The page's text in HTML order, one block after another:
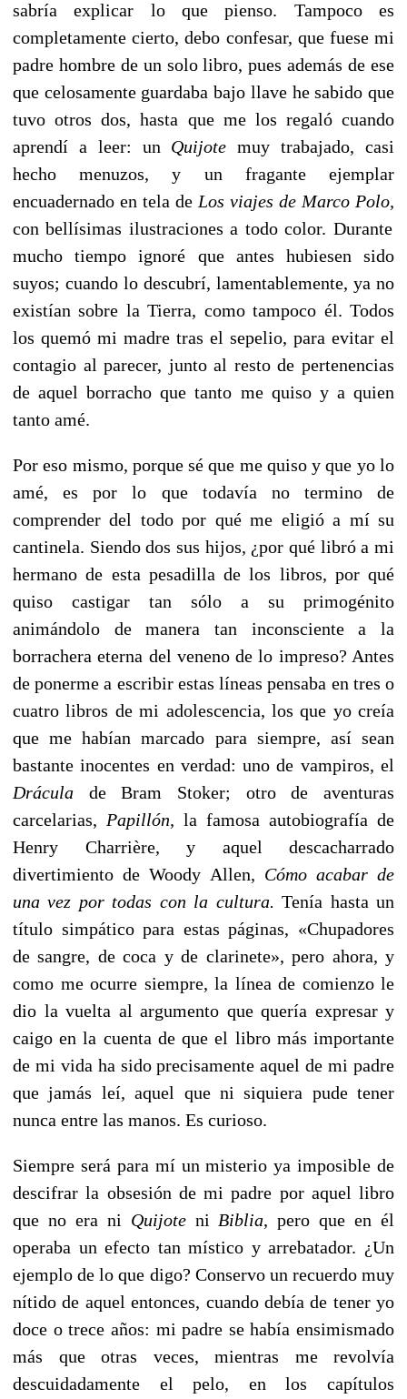
sabría explicar lo que pienso. Tampoco es
completamente cierto, debo confesar, que fuese mi
padre hombre de un solo libro, pues además de ese
que celosamente guardaba bajo llave he sabido que
tuvo otros dos, hasta que me los regaló cuando
aprendí a leer: un Quijote muy trabajado, casi
hecho menuzos, y un fragante ejemplar
encuadernado en tela de Los viajes de Marco Polo,
con bellísimas ilustraciones a todo color. Durante
mucho tiempo ignoré que antes hubiesen sido
suyos; cuando lo descubrí, lamentablemente, ya no
existían sobre la Tierra, como tampoco él. Todos
los quemó mi madre tras el sepelio, para evitar el
contagio al parecer, junto al resto de pertenencias
de aquel borracho que tanto me quiso y a quien
tanto amé.
Por eso mismo, porque sé que me quiso y que yo lo
amé, es por lo que todavía no termino de
comprender del todo por qué me eligió a mí su
cantinela. Siendo dos sus hijos, ¿por qué libró a mi
hermano de esta pesadilla de los libros, por qué
quiso castigar tan sólo a su primogénito
animándolo de manera tan inconsciente a la
borrachera eterna del veneno de lo impreso? Antes
de ponerme a escribir estas líneas pensaba en tres o
cuatro libros de mi adolescencia, los que yo creía
que me habían marcado para siempre, así sean
bastante inocentes en verdad: uno de vampiros, el
Drácula de Bram Stoker; otro de aventuras
carcelarias, Papillón, la famosa autobiografía de
Henry Charrière, y aquel descacharrado
divertimiento de Woody Allen, Cómo acabar de
una vez por todas con la cultura. Tenía hasta un
título simpático para estas páginas, «Chupadores
de sangre, de coca y de clarinete», pero ahora, y
como me ocurre siempre, la línea de comienzo le
dio la vuelta al argumento que quería expresar y
caigo en la cuenta de que el libro más importante
de mi vida ha sido precisamente aquel de mi padre
que jamás leí, aquel que ni siquiera pude tener
nunca entre las manos. Es curioso.
Siempre será para mí un misterio ya imposible de
descifrar la obsesión de mi padre por aquel libro
que no era ni Quijote ni Biblia, pero que en él
operaba un efecto tan místico y arrebatador. ¿Un
ejemplo de lo que digo? Conservo un recuerdo muy
nítido de aquel entonces, cuando debía de tener yo
doce o trece años: mi padre se había ensimismado
más que otras veces, mientras me revolvía
descuidadamente el pelo, en los capítulos